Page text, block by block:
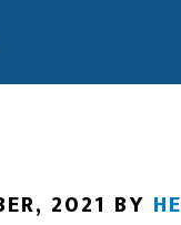
2021 BY